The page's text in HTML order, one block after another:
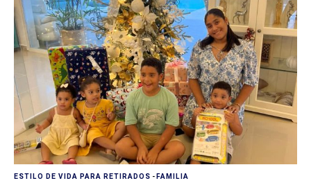
ESTILO DE VIDA PARA RETIRADOS -FAMILIA